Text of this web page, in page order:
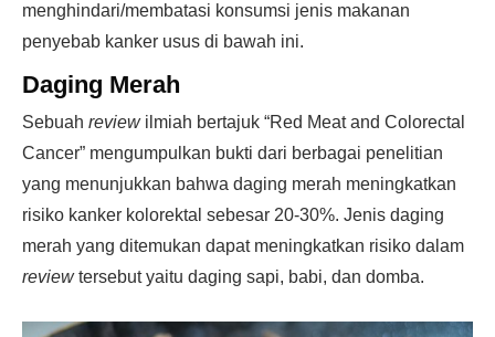
menghindari/membatasi konsumsi jenis makanan
penyebab kanker usus di bawah ini.
Daging Merah
Sebuah reviewilmiah bertajuk “Red Meat and Colorectal
Cancer” mengumpulkan bukti dari berbagai penelitian
yang menunjukkan bahwa daging merah meningkatkan
risiko kanker kolorektal sebesar 20-30%. Jenis daging
merah yang ditemukan dapat meningkatkan risiko dalam
reviewtersebut yaitu daging sapi, babi, dan domba.